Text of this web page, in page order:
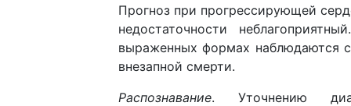
Прогноз при прогрессирующей
недостаточности
выраженных формах наблюдаются
внезапной смерти.
Распознавание. Уточнению